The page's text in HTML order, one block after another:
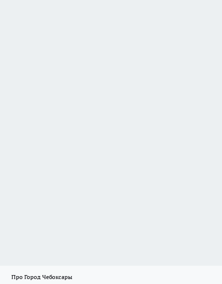
Про Город Чебоксары